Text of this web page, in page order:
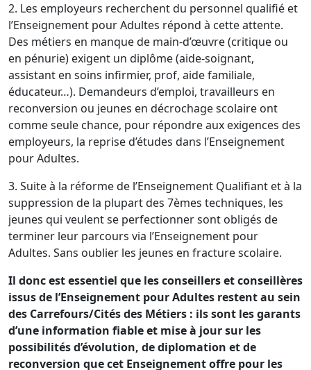
2. Les employeurs recherchent du personnel qualifié et
l’Enseignement pour Adultes répond à cette attente.
Des métiers en manque de main-d’œuvre (critique ou
en pénurie) exigent un diplôme (aide-soignant,
assistant en soins infirmier, prof, aide familiale,
éducateur…). Demandeurs d’emploi, travailleurs en
reconversion ou jeunes en décrochage scolaire ont
comme seule chance, pour répondre aux exigences des
employeurs, la reprise d’études dans l’Enseignement
pour Adultes.
3. Suite à la réforme de l’Enseignement Qualifiant et à la
suppression de la plupart des 7èmes techniques, les
jeunes qui veulent se perfectionner sont obligés de
terminer leur parcours via l’Enseignement pour
Adultes. Sans oublier les jeunes en fracture scolaire.
Il donc est essentiel que les conseillers et conseillères
issus de l’Enseignement pour Adultes restent au sein
des Carrefours/Cités des Métiers : ils sont les garants
d’une information fiable et mise à jour sur les
possibilités d’évolution, de diplomation et de
reconversion que cet Enseignement offre pour les